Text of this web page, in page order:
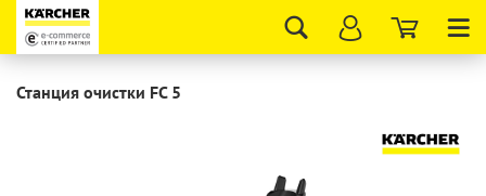
Станция очистки FC 5